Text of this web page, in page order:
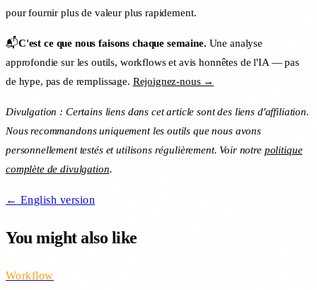
pour fournir plus de valeur plus rapidement.
📬C'est ce que nous faisons chaque semaine. Une analyse
approfondie sur les outils, workflows et avis honnêtes de l'IA — pas
de hype, pas de remplissage. Rejoignez-nous →
Divulgation : Certains liens dans cet article sont des liens d'affiliation.
Nous recommandons uniquement les outils que nous avons
personnellement testés et utilisons régulièrement. Voir notre politique
complète de divulgation.
← English version
You might also like
Workflow